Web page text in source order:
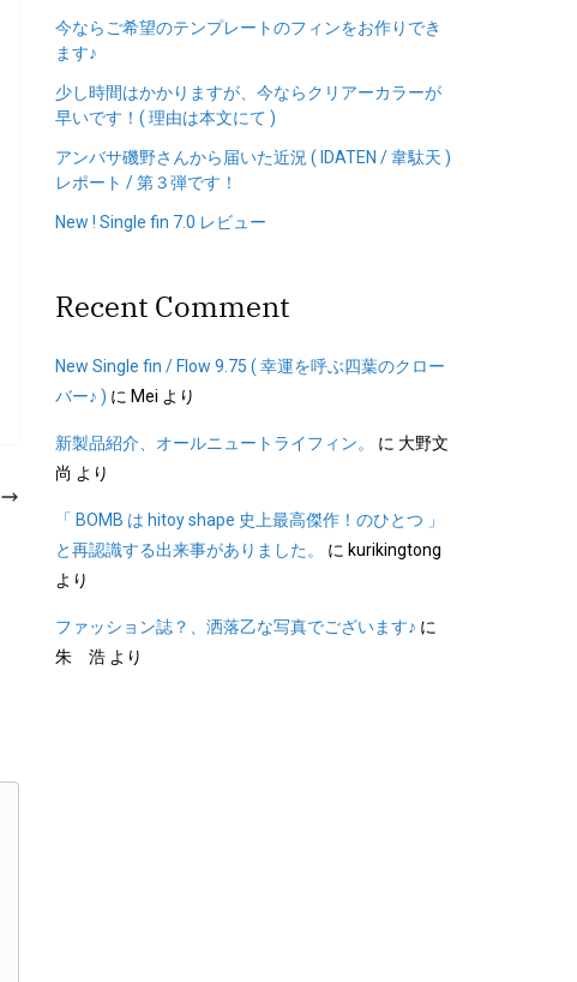
今ならご希望のテンプレートのフィンをお作りでき
ます♪
少し時間はかかりますが、今ならクリアーカラーが
早いです！( 理由は本文にて )
アンバサ磯野さんから届いた近況 ( IDATEN / 韋駄天 )
レポート / 第３弾です！
New ! Single fin 7.0 レビュー
Recent Comment
New Single fin / Flow 9.75 ( 幸運を呼ぶ四葉のクロー
バー♪ ) に Mei より
新製品紹介、オールニュートライフィン。 に 大野文
尚 より
「 BOMB は hitoy shape 史上最高傑作！のひとつ 」
と再認識する出来事がありました。
に kurikingtong
より
ファッション誌？、洒落乙な写真でございます♪ に
朱 浩 より